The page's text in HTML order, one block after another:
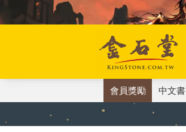
會員獎勵 中文書